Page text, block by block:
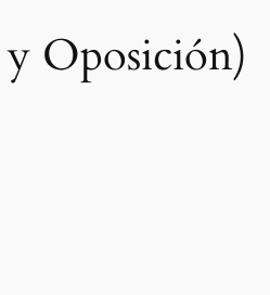
Oposición)